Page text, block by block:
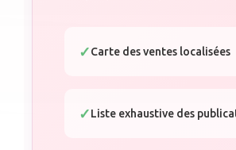
Carte des ventes localisées
Liste exhaustive des